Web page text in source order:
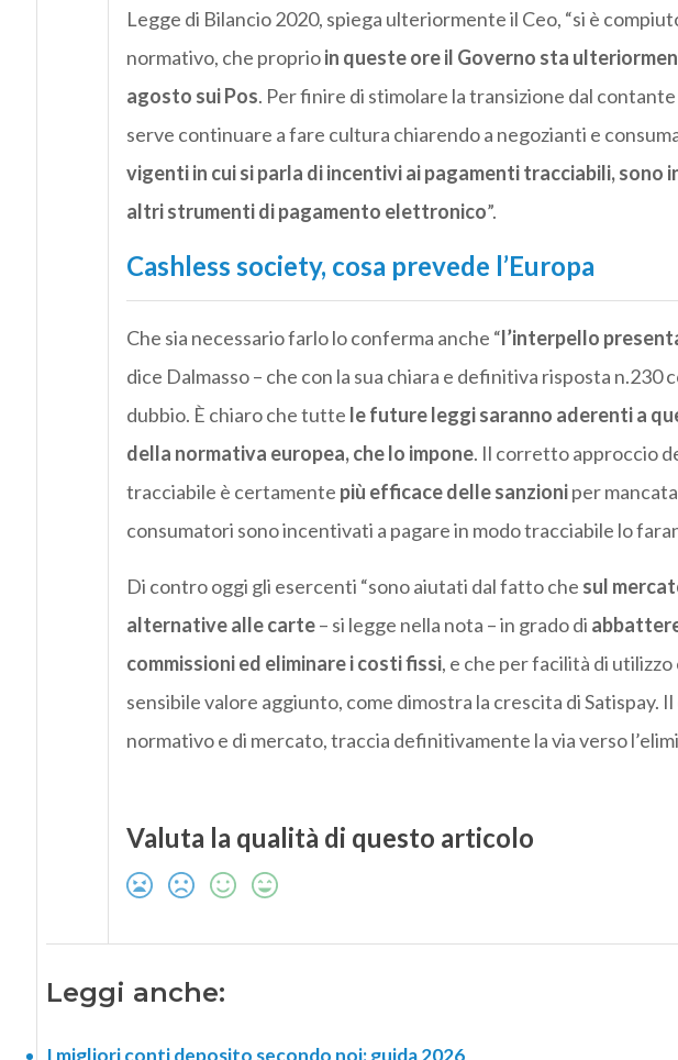
Legge di Bilancio 2020, spiega ulteriormente il Ceo, “si è
normativo, che proprioin queste ore il Governo sta
agosto sui Pos. Per finire di stimolare la transizione dal
serve continuare a fare cultura chiarendo a negozianti e
vigenti in cui si parla di incentivi ai pagamenti tracciabili, sono
altri strumenti di pagamento elettronico”.
Cashless society, cosa prevede l’Europa
Che sia necessario farlo lo conferma anche “l’interpello
dice Dalmasso – che con la sua chiara e definitiva risposta n.230
dubbio. È chiaro che tutte le future leggi saranno aderenti a
della normativa europea, che lo impone. Il corretto approccio
tracciabile è certamente più efficace delle sanzioniper
consumatori sono incentivati a pagare in modo tracciabile lo
Di contro oggi gli esercenti “sono aiutati dal fatto che sul
alternative alle carte– si legge nella nota – in grado di
commissioni ed eliminare i costi fissi, e che per facilità di
sensibile valore aggiunto, come dimostra la crescita di Satispay.
normativo e di mercato, traccia definitivamente la via verso
Valuta la qualità di questo articolo
Leggi anche:
I migliori conti deposito secondo noi: guida 2026